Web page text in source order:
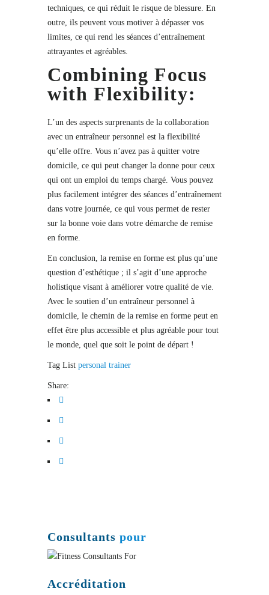
techniques, ce qui réduit le risque de blessure. En
outre, ils peuvent vous motiver à dépasser vos
limites, ce qui rend les séances d’entraînement
attrayantes et agréables.
Combining Focus
with Flexibility:
L’un des aspects surprenants de la collaboration
avec un entraîneur personnel est la flexibilité
qu’elle offre. Vous n’avez pas à quitter votre
domicile, ce qui peut changer la donne pour ceux
qui ont un emploi du temps chargé. Vous pouvez
plus facilement intégrer des séances d’entraînement
dans votre journée, ce qui vous permet de rester
sur la bonne voie dans votre démarche de remise
en forme.
En conclusion, la remise en forme est plus qu’une
question d’esthétique ; il s’agit d’une approche
holistique visant à améliorer votre qualité de vie.
Avec le soutien d’un entraîneur personnel à
domicile, le chemin de la remise en forme peut en
effet être plus accessible et plus agréable pour tout
le monde, quel que soit le point de départ !
Tag List personal trainer
Share:
Consultants pour
Accréditation